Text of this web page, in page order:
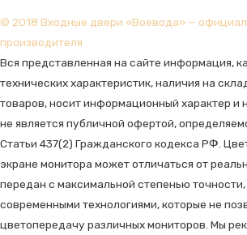
© 2018 Входные двери «Воевода» —
производителя
Вся представленная на сайте информация,
технических характеристик, наличия на
товаров, носит информационный характер и
не является публичной офертой,
Статьи 437(2) Гражданского кодекса РФ.
экране монитора может отличаться от
передан с максимальной степенью
современными технологиями, которые не
цветопередачу различных мониторов. Мы